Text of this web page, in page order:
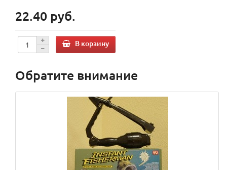
22.40 руб.
В корзину
Обратите внимание